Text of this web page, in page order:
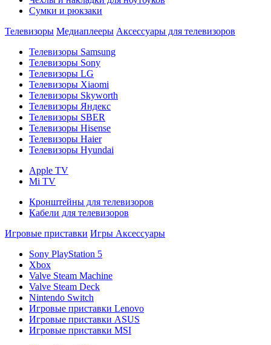
Сумки и рюкзаки
Телевизоры Медиаплееры Аксессуары для телевизоров
Телевизоры Samsung
Телевизоры Sony
Телевизоры LG
Телевизоры Xiaomi
Телевизоры Skyworth
Телевизоры Яндекс
Телевизоры SBER
Телевизоры Hisense
Телевизоры Haier
Телевизоры Hyundai
Apple TV
Mi TV
Кронштейны для телевизоров
Кабели для телевизоров
Игровые приставки Игры Аксессуары
Sony PlayStation 5
Xbox
Valve Steam Machine
Valve Steam Deck
Nintendo Switch
Игровые приставки Lenovo
Игровые приставки ASUS
Игровые приставки MSI